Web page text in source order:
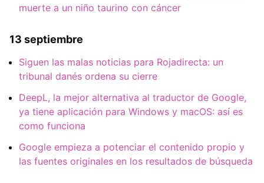
muerte a un niño taurino con cáncer
13 septiembre
Siguen las malas noticias para Rojadirecta: un
tribunal danés ordena su cierre
DeepL, la mejor alternativa al traductor de Google,
ya tiene aplicación para Windows y macOS: así es
como funciona
Google empieza a potenciar el contenido propio y
las fuentes originales en los resultados de búsqueda